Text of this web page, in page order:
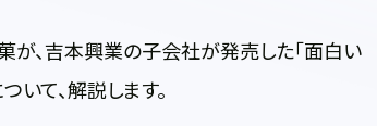
、吉本興業の子会社が発売した「面白い
て、解説します。